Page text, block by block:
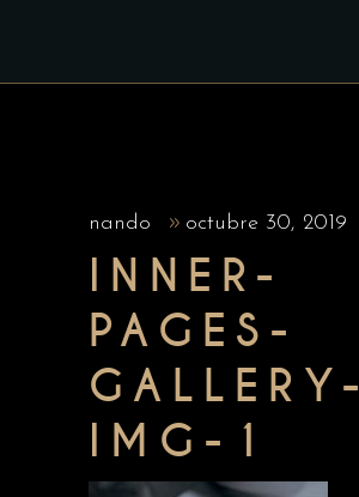
nando octubre 30, 2019
INNER-
PAGES-
GALLERY-
IMG-1